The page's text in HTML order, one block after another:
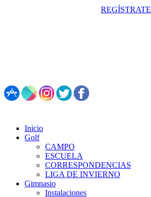
REGÍSTRATE
Inicio
Golf
CAMPO
ESCUELA
CORRESPONDENCIAS
LIGA DE INVIERNO
Gimnasio
Instalaciones